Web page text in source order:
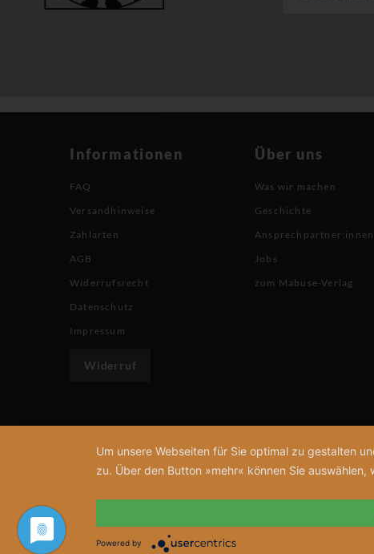
Informationen
FAQ
Versandhinweise
Zahlarten
AGB
Widerrufsrecht
Datenschutz
Impressum
Widerruf
Über uns
Was wir machen
Geschichte
Ansprechpartner:innen
Jobs
zum Mabuse-Verlag
Um unsere Webseiten für Sie optimal zu gestalten
zu. Über den Button »mehr« können Sie
Powered by